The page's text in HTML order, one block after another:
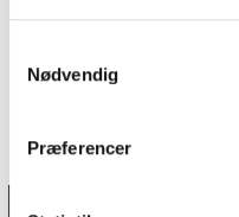
Nødvendig
Præferencer